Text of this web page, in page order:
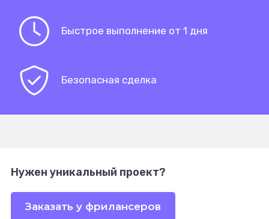
Быстрое выполнение от 1 дня
Безопасная сделка
Нужен уникальный проект?
Заказать у фрилансеров